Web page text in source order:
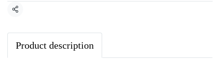
แชร์
Product description